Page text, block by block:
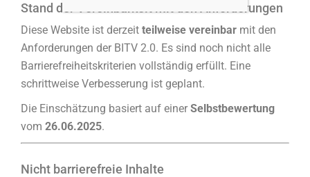
Stand der Vereinbarkeit mit den Anforderungen
Diese Website ist derzeit teilweise vereinbar mit den
Anforderungen der BITV 2.0. Es sind noch nicht alle
Barrierefreiheitskriterien vollständig erfüllt. Eine
schrittweise Verbesserung ist geplant.
Die Einschätzung basiert auf einer Selbstbewertung
vom 26.06.2025.
Nicht barrierefreie Inhalte